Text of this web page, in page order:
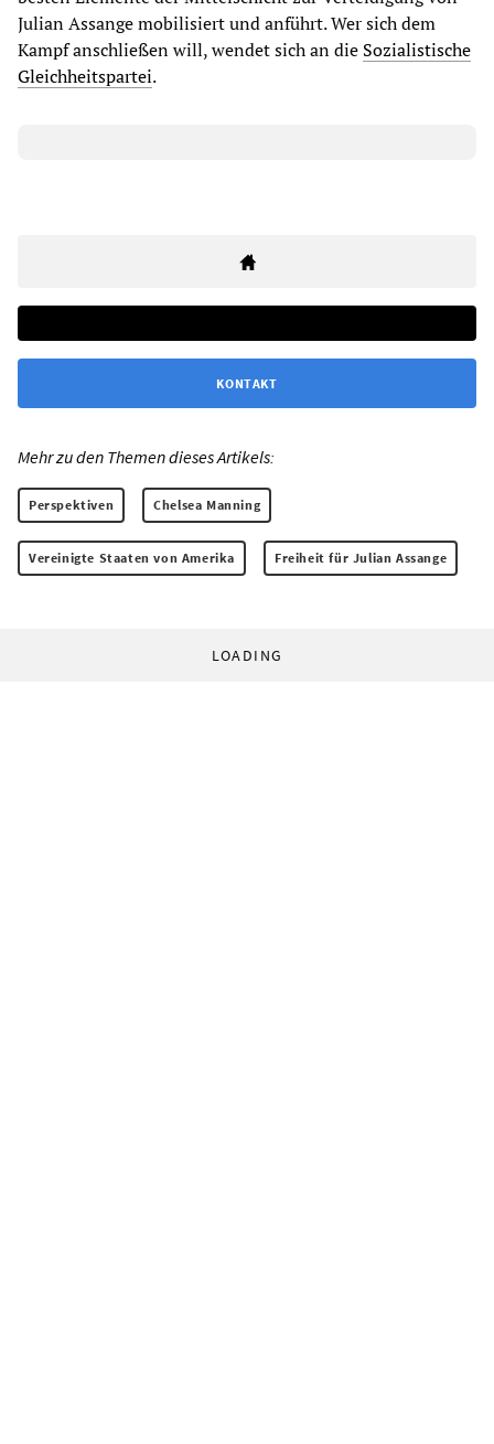
Julian Assange mobilisiert und anführt. Wer sich dem
Kampf anschließen will, wendet sich an die Sozialistische
Gleichheitspartei.
KONTAKT
Mehr zu den Themen dieses Artikels:
Perspektiven Chelsea Manning
Vereinigte Staaten von Amerika Freiheit für Julian Assange
LOADING